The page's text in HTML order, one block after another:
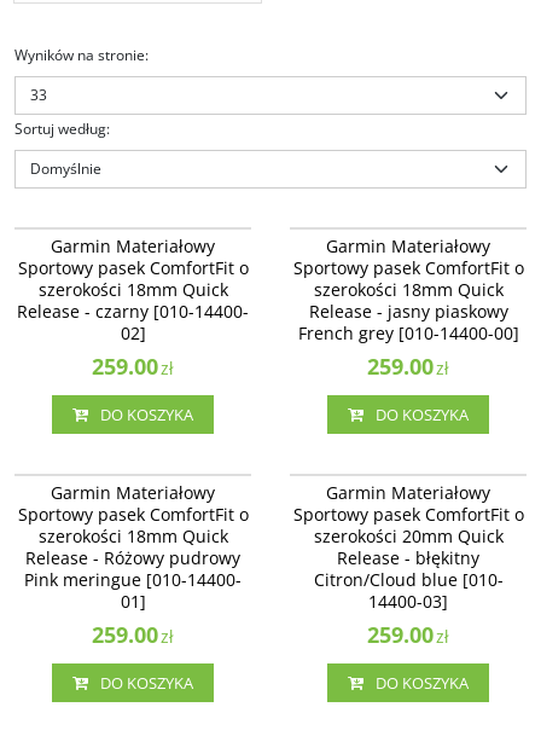
Wyników na stronie:
Sortuj według:
Garmin Materiałowy Sportowy
pasek ComfortFit o szerokości
18mm Quick Release - czarny [010-
14400-02]
Garmin Materiałowy
Sportowy pasek ComfortFit o
szerokości 18mm Quick
Release - czarny [010-14400-
02]
259.00zł
DO KOSZYKA
Garmin Materiałowy Sportowy
pasek ComfortFit o szerokości
18mm Quick Release - jasny
piaskowy French grey [010-14400-
00]
Garmin Materiałowy
Sportowy pasek ComfortFit o
szerokości 18mm Quick
Release - jasny piaskowy
French grey [010-14400-00]
259.00zł
DO KOSZYKA
Garmin Materiałowy Sportowy
pasek ComfortFit o szerokości
18mm Quick Release - Różowy
pudrowy Pink meringue [010-
14400-01]
Garmin Materiałowy
Sportowy pasek ComfortFit o
szerokości 18mm Quick
Release - Różowy pudrowy
Pink meringue [010-14400-
01]
259.00zł
DO KOSZYKA
Garmin Materiałowy Sportowy
pasek ComfortFit o szerokości
20mm Quick Release - błękitny
Citron/Cloud blue [010-14400-03]
Garmin Materiałowy
Sportowy pasek ComfortFit o
szerokości 20mm Quick
Release - błękitny
Citron/Cloud blue [010-
14400-03]
259.00zł
DO KOSZYKA